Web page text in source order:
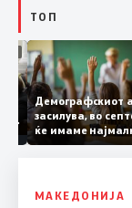
ТОП
14:12
засилува, во
ќе имаме
првачиња
МАКЕДОНИЈА